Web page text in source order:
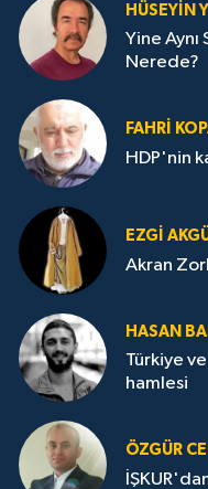
HÜSEYIN
Yine
Nerede?
FAHRI
HDP'nin
EZGI
Akran
HASAN
Türkiye
hamlesi
ÖZGÜR